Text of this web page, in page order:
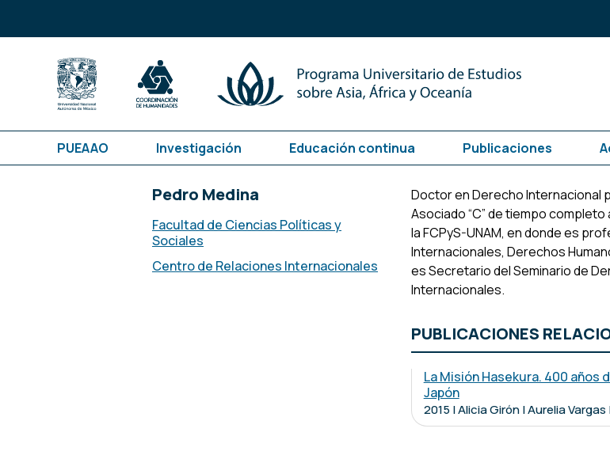
PUEAAO Investigación Educación continua Publicaciones
Pedro Medina
Facultad de Ciencias Políticas y
Sociales
Centro de Relaciones Internacionales
Doctor en Derecho Internacional
Asociado “C” de tiempo
la FCPyS-UNAM, en donde es
Internacionales, Derechos
es Secretario del Seminario de
Internacionales.
PUBLICACIONES
La Misión Hasekura. 400
Japón
2015 | Alicia Girón | Aurelia